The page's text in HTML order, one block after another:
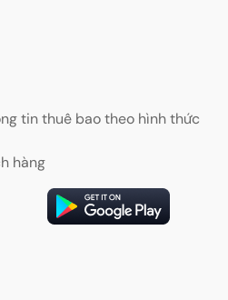
tin thuê bao theo hình thức
hàng